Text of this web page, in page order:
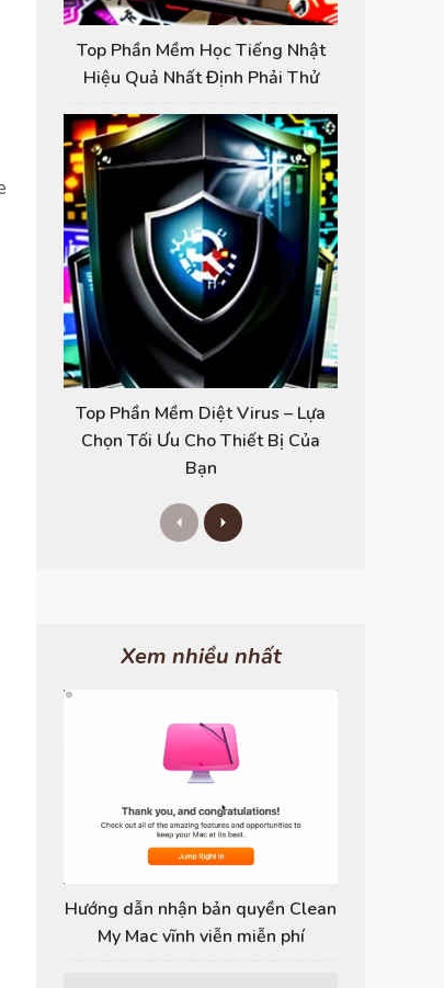
Top Phần Mềm Học Tiếng Nhật
Hiệu Quả Nhất Định Phải Thử
Top Phần Mềm Diệt Virus – Lựa
Chọn Tối Ưu Cho Thiết Bị Của
Bạn
P
r
s
N
e
Xem nhiều nhất
Hướng dẫn nhận bản quyền Clean
My Mac vĩnh viễn miễn phí